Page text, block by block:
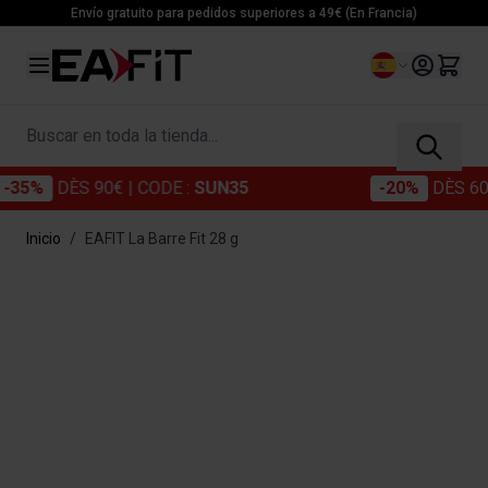
Ir al contenidoEnvío gratuito para pedidos superiores a 49€ (En Francia)
Lenguaje
Buscar en toda la tienda...
DÈS 90€ | CODE :SUN35 -20% DÈS 60€ |
Inicio / EAFIT La Barre Fit 28 g